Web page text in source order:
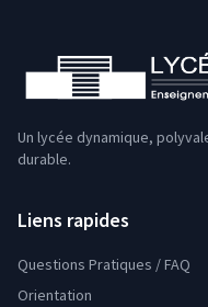
Un lycée dynamique,
durable.
Liens rapides
Questions Pratiques / FAQ
Orientation